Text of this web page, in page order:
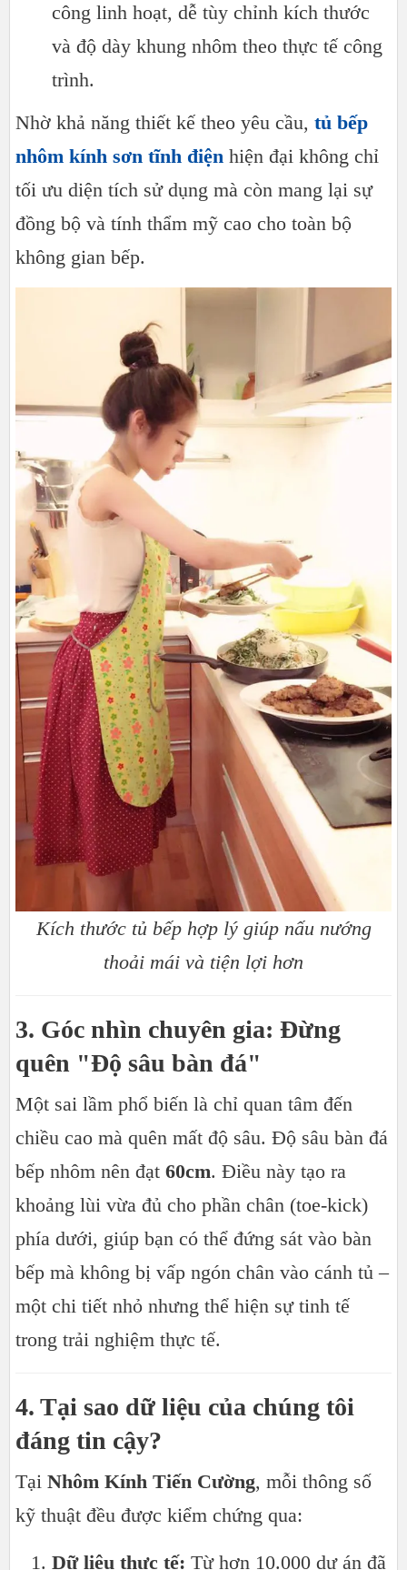
công linh hoạt, dễ tùy chỉnh kích thước
và độ dày khung nhôm theo thực tế công
trình.
Nhờ khả năng thiết kế theo yêu cầu, tủ bếp
nhôm kính sơn tĩnh điện hiện đại không chỉ
tối ưu diện tích sử dụng mà còn mang lại sự
đồng bộ và tính thẩm mỹ cao cho toàn bộ
không gian bếp.
Kích thước tủ bếp hợp lý giúp nấu nướng
thoải mái và tiện lợi hơn
3. Góc nhìn chuyên gia: Đừng
quên "Độ sâu bàn đá"
Một sai lầm phổ biến là chỉ quan tâm đến
chiều cao mà quên mất độ sâu. Độ sâu bàn đá
bếp nhôm nên đạt 60cm. Điều này tạo ra
khoảng lùi vừa đủ cho phần chân (toe-kick)
phía dưới, giúp bạn có thể đứng sát vào bàn
bếp mà không bị vấp ngón chân vào cánh tủ –
một chi tiết nhỏ nhưng thể hiện sự tinh tế
trong trải nghiệm thực tế.
4. Tại sao dữ liệu của chúng tôi
đáng tin cậy?
Tại Nhôm Kính Tiến Cường, mỗi thông số
kỹ thuật đều được kiểm chứng qua:
Dữ liệu thực tế: Từ hơn 10.000 dự án đã